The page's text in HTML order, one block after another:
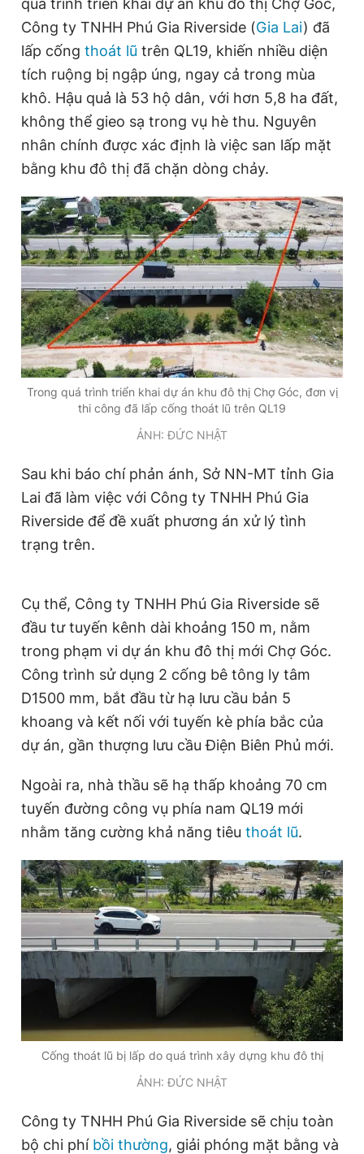
Tiện ích Bạn cần biết
Thông tin tòa soạn Liên hệ quảng cáo
Đọc Thanh Niên trên điện thoại
Theo dõi báo trên
Hotline
0906 645 777
Liên hệ quảng cáo
0908 780 404
Quảng cáo
Tổng biên tập: Nguyễn Ngọc Toàn
Phó tổng biên tập thường trực: Hải Thành
Phó tổng biên tập: Lâm Hiếu Dũng
Tổng thư ký tòa soạn: Đức Trung
Giấy phép xuất bản số 110/GP - BTTTT cấp ngày 24.3.2020
© 2003-2026 Bản quyền thuộc về Báo Thanh Niên. Cấm sao
chép dưới mọi hình thức nếu không có sự chấp thuận bằng văn
bản. Phát triển bởi ePi Technologies, JSC.
quá trình triển khai dự án khu đô thị Chợ Góc,
Công ty TNHH Phú Gia Riverside (Gia Lai) đã
lấp cống thoát lũ trên QL19, khiến nhiều diện
tích ruộng bị ngập úng, ngay cả trong mùa
khô. Hậu quả là 53 hộ dân, với hơn 5,8 ha đất,
không thể gieo sạ trong vụ hè thu. Nguyên
nhân chính được xác định là việc san lấp mặt
bằng khu đô thị đã chặn dòng chảy.
Trong quá trình triển khai dự án khu đô thị Chợ Góc, đơn vị
thi công đã lấp cống thoát lũ trên QL19
ẢNH: ĐỨC NHẬT
Sau khi báo chí phản ánh, Sở NN-MT tỉnh Gia
Lai đã làm việc với Công ty TNHH Phú Gia
Riverside để đề xuất phương án xử lý tình
trạng trên.
Cụ thể, Công ty TNHH Phú Gia Riverside sẽ
đầu tư tuyến kênh dài khoảng 150 m, nằm
trong phạm vi dự án khu đô thị mới Chợ Góc.
Công trình sử dụng 2 cống bê tông ly tâm
D1500 mm, bắt đầu từ hạ lưu cầu bản 5
khoang và kết nối với tuyến kè phía bắc của
dự án, gần thượng lưu cầu Điện Biên Phủ mới.
Ngoài ra, nhà thầu sẽ hạ thấp khoảng 70 cm
tuyến đường công vụ phía nam QL19 mới
nhằm tăng cường khả năng tiêu thoát lũ.
Cống thoát lũ bị lấp do quá trình xây dựng khu đô thị
ẢNH: ĐỨC NHẬT
Công ty TNHH Phú Gia Riverside sẽ chịu toàn
bộ chi phí bồi thường, giải phóng mặt bằng và